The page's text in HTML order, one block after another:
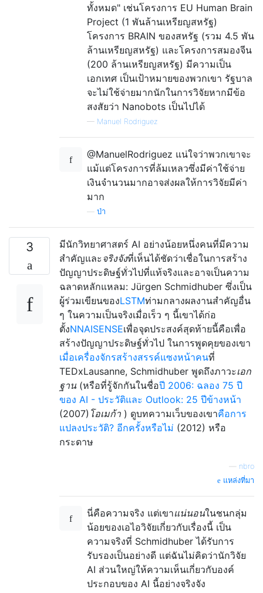
ทั้งหมด" เช่นโครงการ EU Human Brain
Project (1 พันล้านเหรียญสหรัฐ)
โครงการ BRAIN ของสหรัฐ (รวม 4.5 พัน
ล้านเหรียญสหรัฐ) และโครงการสมองจีน
(200 ล้านเหรียญสหรัฐ) มีความเป็น
เอกเทศ เป็นเป้าหมายของพวกเขา รัฐบาล
จะไม่ใช้จ่ายมากนักในการวิจัยหากมีข้อ
สงสัยว่า Nanobots เป็นไปได้
— Manuel Rodriguez
@ManuelRodriguez แน่ใจว่าพวกเขาจะ
แม้แต่โครงการที่ล้มเหลวซึ่งมีค่าใช้จ่าย
เงินจำนวนมากอาจส่งผลให้การวิจัยมีค่า
มาก
ป่า
3
มีนักวิทยาศาสตร์ AI อย่างน้อยหนึ่งคนที่มีความ
สำคัญและ จริงจังที่เห็นได้ชัดว่าเชื่อในการสร้าง
ปัญญาประดิษฐ์ทั่วไปที่แท้จริงและอาจเป็นความ
ฉลาดหลักแหลม: Jürgen Schmidhuber ซึ่งเป็น
ผู้ร่วมเขียนของLSTMท่ามกลางผลงานสำคัญอื่น
ๆ ในความเป็นจริงเมื่อเร็ว ๆ นี้เขาได้ก่อ
ตั้งNNAISENSEเพื่อจุดประสงค์สุดท้ายนี้คือเพื่อ
สร้างปัญญาประดิษฐ์ทั่วไป ในการพูดคุยของเขา
เมื่อเครื่องจักรสร้างสรรค์แซงหน้าคนที่
TEDxLausanne, Schmidhuber พูดถึงภาวะเอก
ฐาน (หรือที่รู้จักกันในชื่อปี 2006: ฉลอง 75 ปี
ของ AI - ประวัติและ Outlook: 25 ปีข้างหน้า
(2007) โอเมก้า ) ดูบทความเว็บของเขาคือการ
แปลงประวัติ? อีกครั้งหรือไม่ (2012) หรือ
กระดาษ
nbro
แหล่งที่มา
นี่คือความจริง แต่เขาแน่นอนในชนกลุ่ม
น้อยของเอไอวิจัยเกี่ยวกับเรื่องนี้ เป็น
ความจริงที่ Schmidhuber ได้รับการ
รับรองเป็นอย่างดี แต่ฉันไม่คิดว่านักวิจัย
AI ส่วนใหญ่ให้ความเห็นเกี่ยวกับองค์
ประกอบของ AI นี้อย่างจริงจัง